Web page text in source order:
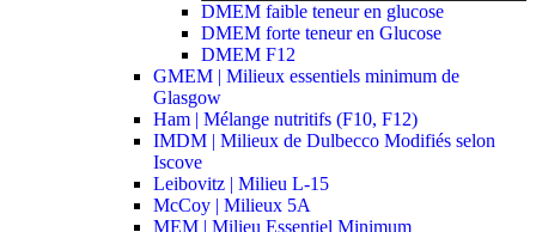
DMEM faible teneur en glucose
DMEM forte teneur en Glucose
DMEM F12
GMEM | Milieux essentiels minimum de
Glasgow
Ham | Mélange nutritifs (F10, F12)
IMDM | Milieux de Dulbecco Modifiés selon
Iscove
Leibovitz | Milieu L-15
McCoy | Milieux 5A
MEM | Milieu Essentiel Minimum